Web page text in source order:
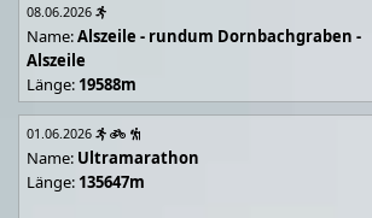
08.06.2026
Name:Alszeile - rundum Dornbachgraben -
Alszeile
Länge: 19588m
01.06.2026
Name: Ultramarathon
Länge: 135647m